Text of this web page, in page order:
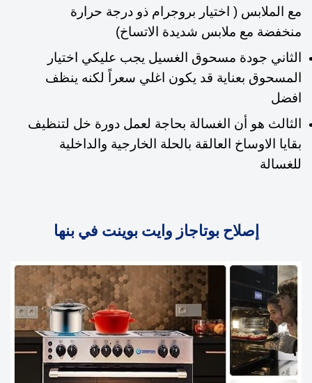
مع الملابس ( اختيار بروجرام ذو درجة حرارة
منخفضة مع ملابس شديدة الاتساخ)
الثاني جودة مسحوق الغسيل يجب عليكي اختيار
المسحوق بعناية قد يكون اغلي سعراً لكنه ينظف
افضل
الثالث هو أن الغسالة بحاجة لعمل دورة خل لتنظيف
بقايا الاوساخ العالقة بالحلة الخارجية والداخلية
للغسالة
إصلاح بوتاجاز وايت بوينت في بنها